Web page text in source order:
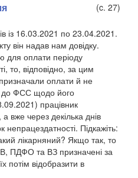
(c. 27)
із 16.03.2021 по 23.04.2021.
він надав нам довідку.
для оплати періоду
то, відповідно, за цим
оплати й не
до ФСС щодо його
працівник
вже через декілька днів
непрацездатності. Підкажіть:
лікарняний? Якщо так, то
ПДФО та ВЗ призначені за
потім відобразити в